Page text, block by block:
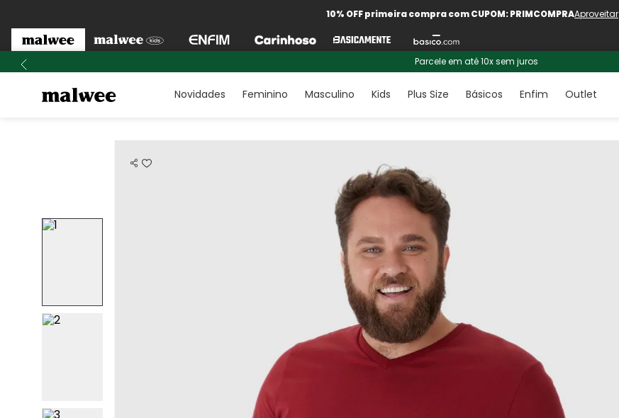
10% OFF primeira compra com CUPOM: PRIMCOMPRAAproveitar
Parcele em até 10x sem juros
Novidades Feminino Masculino Kids Plus Size Básicos Enfim Outlet